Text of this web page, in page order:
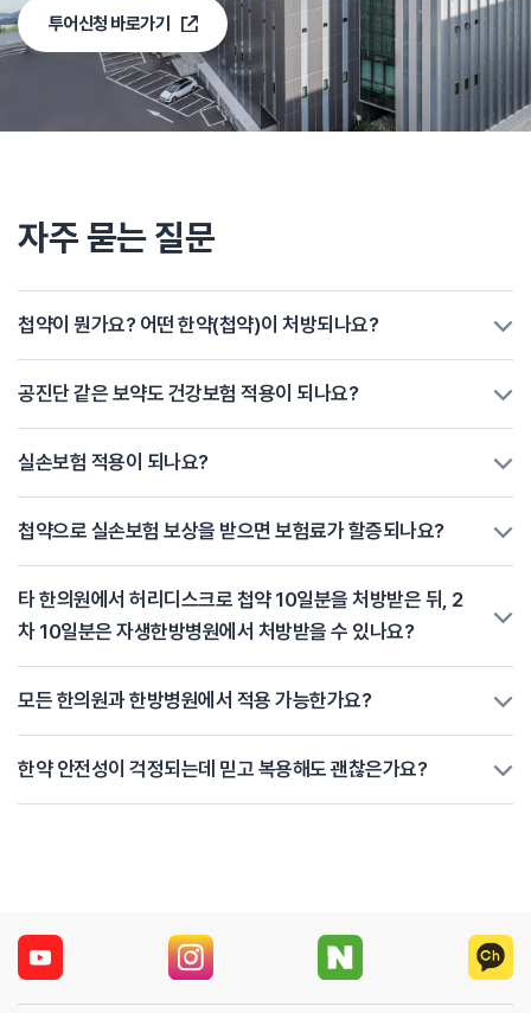
투어신청 바로가기
자주 묻는 질문
첩약이 뭔가요? 어떤 한약(첩약)이 처방되나요?
공진단 같은 보약도 건강보험 적용이 되나요?
실손보험 적용이 되나요?
첩약으로 실손보험 보상을 받으면 보험료가 할증되나요?
타 한의원에서 허리디스크로 첩약 10일분을 처방받은 뒤, 2
차 10일분은 자생한방병원에서 처방받을 수 있나요?
모든 한의원과 한방병원에서 적용 가능한가요?
한약 안전성이 걱정되는데 믿고 복용해도 괜찮은가요?